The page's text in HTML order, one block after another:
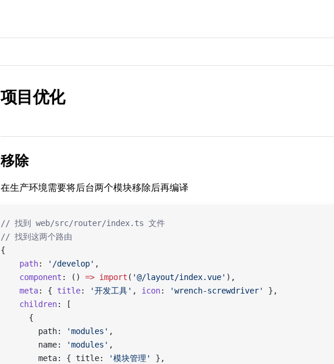
项目优化
移除
在生产环境需要将后台两个模块移除后再编译
// 找到 web/src/router/index.ts 文件
// 找到这两个路由
{
    path
: '/develop' ,
    component
: () => import ( '@/layout/index.vue' ),
    meta
: { title: '开发工具' , icon: 'wrench-screwdriver'
},
    children
: [
      {
        path:
'modules' ,
        name:
'modules' ,
        meta: { title:
'模块管理'
},